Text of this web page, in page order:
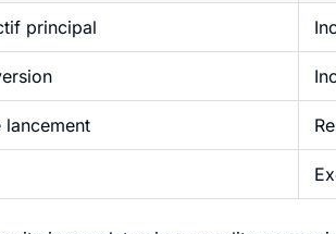
principal